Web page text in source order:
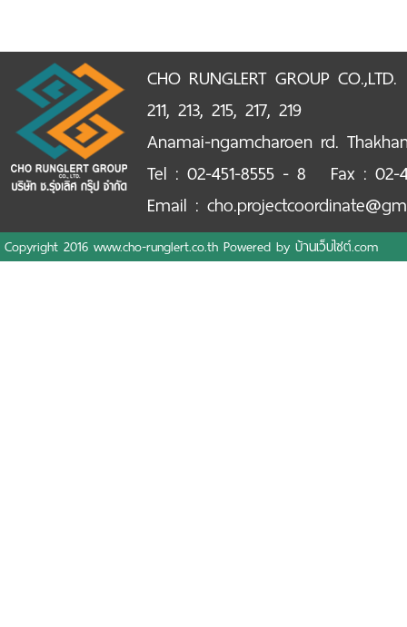
CHO RUNGLERT GROUP CO.,LTD.
211, 213, 215, 217, 219
Anamai-ngamcharoen rd.
Tel : 02-451-8555 - 8 Fax : 02-
Email :
Copyright 2016 www.cho-runglert.co.th Powered by บ้านเว็บไซต์.com